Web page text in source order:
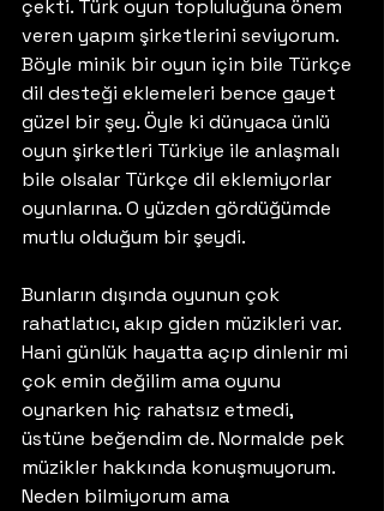
çekti. Türk oyun topluluğuna önem
veren yapım şirketlerini seviyorum.
Böyle minik bir oyun için bile Türkçe
dil desteği eklemeleri bence gayet
güzel bir şey. Öyle ki dünyaca ünlü
oyun şirketleri Türkiye ile anlaşmalı
bile olsalar Türkçe dil eklemiyorlar
oyunlarına. O yüzden gördüğümde
mutlu olduğum bir şeydi.
Bunların dışında oyunun çok
rahatlatıcı, akıp giden müzikleri var.
Hani günlük hayatta açıp dinlenir mi
çok emin değilim ama oyunu
oynarken hiç rahatsız etmedi,
üstüne beğendim de. Normalde pek
müzikler hakkında konuşmuyorum.
Neden bilmiyorum ama